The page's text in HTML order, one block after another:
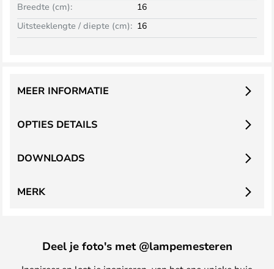
Breedte (cm): 16
Uitsteeklengte / diepte (cm): 16
OPTIES DETAILS
MEER INFORMATIE
DOWNLOADS
MERK
Deel je foto's met @lampemesteren